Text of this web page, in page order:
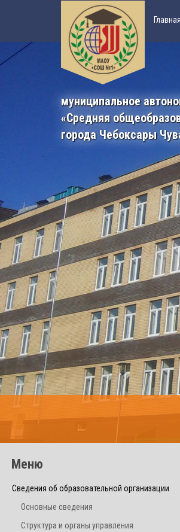
Главная
муниципальное
«Средняя
города Чебоксары
Меню
Сведения об образовательной организации
Основные сведения
Структура и органы управления